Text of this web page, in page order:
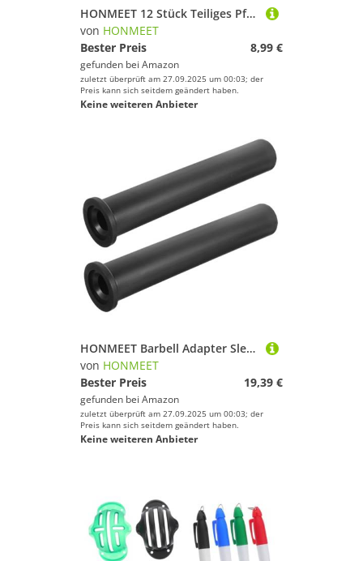
HONMEET 12 Stück Teiliges Pfeilregal mit Eva Schaumstoffkopf Tragbarer Pfeilhalter für Outdoor Jagd Langlebiger Pfeiltrenner zur Sicheren Aufbewahrung von Pfeilen Praktisches
von HONMEET
Bester Preis
8,99 €
gefunden bei Amazon
zuletzt überprüft am 27.09.2025 um 00:03; der
Preis kann sich seitdem geändert haben.
Keine weiteren Anbieter
HONMEET Barbell Adapter Sleeves PP Material Rutschfest Langlebig Kompatibel mit Standard Hantelscheiben Platzsparend für Krafttraining und Warm ups
von HONMEET
Bester Preis
19,39 €
gefunden bei Amazon
zuletzt überprüft am 27.09.2025 um 00:03; der
Preis kann sich seitdem geändert haben.
Keine weiteren Anbieter